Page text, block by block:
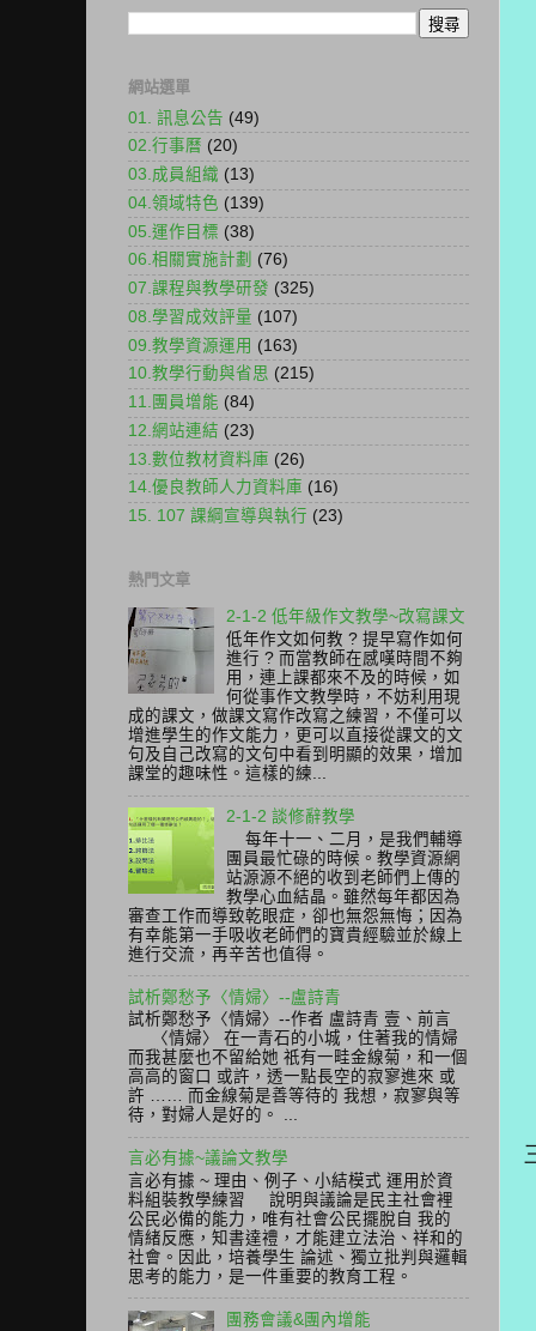
網站選單
01. 訊息公告 (49)
02.行事曆 (20)
03.成員組織 (13)
04.領域特色 (139)
05.運作目標 (38)
06.相關實施計劃 (76)
07.課程與教學研發 (325)
08.學習成效評量 (107)
09.教學資源運用 (163)
10.教學行動與省思 (215)
11.團員增能 (84)
12.網站連結 (23)
13.數位教材資料庫 (26)
14.優良教師人力資料庫 (16)
15. 107 課綱宣導與執行 (23)
熱門文章
2-1-2 低年級作文教學~改寫課文
低年作文如何教 ? 提早寫作如何
進行 ? 而當教師在感嘆時間不夠
用，連上課都來不及的時候，如
何從事作文教學時，不妨利用現
成的課文，做課文寫作改寫之練習，不僅可以
增進學生的作文能力，更可以直接從課文的文
句及自己改寫的文句中看到明顯的效果，增加
課堂的趣味性。這樣的練...
2-1-2 談修辭教學
每年十一、二月，是我們輔導
團員最忙碌的時候。教學資源網
站源源不絕的收到老師們上傳的
教學心血結晶。雖然每年都因為
審查工作而導致乾眼症，卻也無怨無悔；因為
有幸能第一手吸收老師們的寶貴經驗並於線上
進行交流，再辛苦也值得。
試析鄭愁予〈情婦〉--盧詩青
試析鄭愁予〈情婦〉--作者 盧詩青 壹、前言
〈情婦〉 在一青石的小城，住著我的情婦
而我甚麼也不留給她 祇有一畦金線菊，和一個
高高的窗口 或許，透一點長空的寂寥進來 或
許 …… 而金線菊是善等待的 我想，寂寥與等
待，對婦人是好的。 ...
言必有據~議論文教學
言必有據 ~ 理由、例子、小結模式 運用於資
料組裝教學練習 說明與議論是民主社會裡
公民必備的能力，唯有社會公民擺脫自 我的
情緒反應，知書達禮，才能建立法治、祥和的
社會。因此，培養學生 論述、獨立批判與邏輯
思考的能力，是一件重要的教育工程。
團務會議&團內增能